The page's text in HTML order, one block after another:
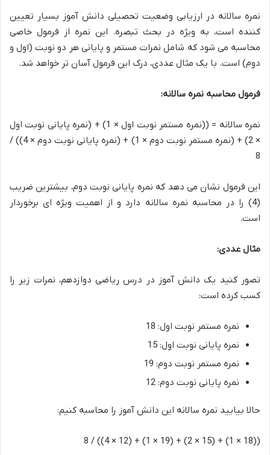
نمره سالانه در ارزیابی وضعیت تحصیلی دانش آموز بسیار تعیین
کننده است، به ویژه در بحث تبصره. این نمره از فرمول خاصی
محاسبه می شود که شامل نمرات مستمر و پایانی هر دو نوبت (اول و
دوم) است. با یک مثال عددی، درک این فرمول آسان تر خواهد شد.
فرمول محاسبه نمره سالانه:
نمره سالانه = ((نمره مستمر نوبت اول × 1) + (نمره پایانی نوبت اول
× 2) + (نمره مستمر نوبت دوم × 1) + (نمره پایانی نوبت دوم × 4)) /
8
این فرمول نشان می دهد که نمره پایانی نوبت دوم، بیشترین ضریب
(4) را در محاسبه نمره سالانه دارد و از اهمیت ویژه ای برخوردار
است.
مثال عددی:
تصور کنید یک دانش آموز در درس ریاضی دوازدهم، نمرات زیر را
کسب کرده است:
نمره مستمر نوبت اول: 18
نمره پایانی نوبت اول: 15
نمره مستمر نوبت دوم: 19
نمره پایانی نوبت دوم: 12
حالا بیایید نمره سالانه این دانش آموز را محاسبه کنیم:
((18 × 1) + (15 × 2) + (19 × 1) + (12 × 4)) / 8